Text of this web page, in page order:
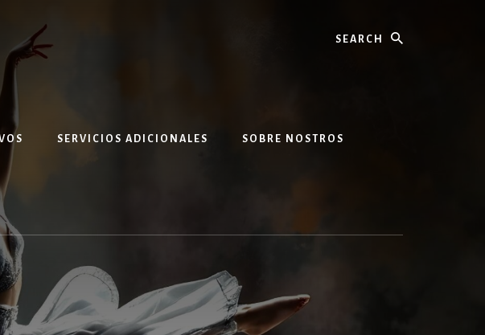
SERVICIOS ADICIONALES SOBRE NOSTROS